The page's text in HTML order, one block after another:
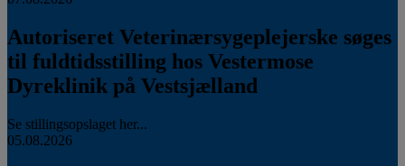
Autoriseret Veterinærsygeplejerske søges
til fuldtidsstilling hos Vestermose
Dyreklinik på Vestsjælland
Se stillingsopslaget her...
05.08.2026